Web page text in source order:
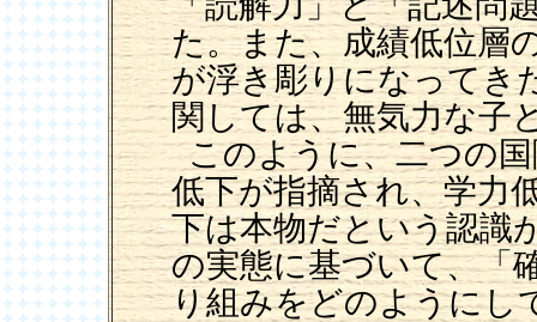
た。また、成績低位層
が浮き彫りになってき
関しては、無気力な子
このように、二つの
低下が指摘され、学力
下は本物だという認識
の実態に基づいて、「
り組みをどのようにし